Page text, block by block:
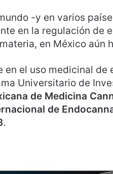
-y en varios
en la regulación de
en México aún
en el uso medicinal
Universitario de
de Medicina
de
.